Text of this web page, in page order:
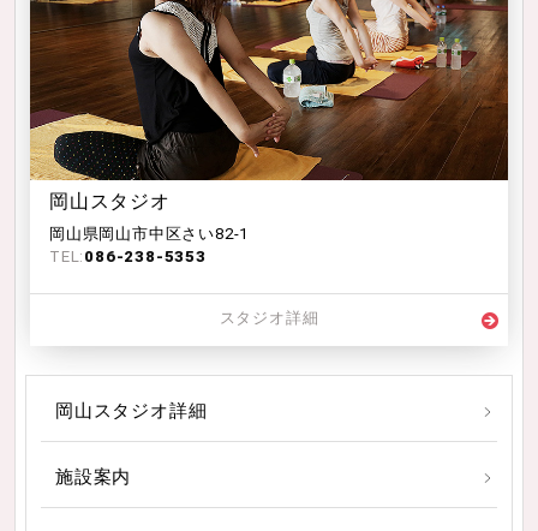
岡山スタジオ
岡山県岡山市中区さい82-1
TEL: 086-238-5353
スタジオ詳細
岡山スタジオ詳細
施設案内